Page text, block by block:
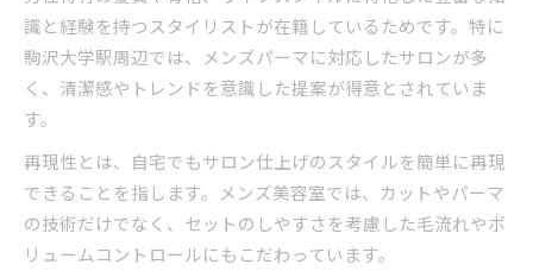
識と経験を持つスタイリストが在籍しているためです。特に
駒沢大学駅周辺では、メンズパーマに対応したサロンが多
く、清潔感やトレンドを意識した提案が得意とされていま
す。
再現性とは、自宅でもサロン仕上げのスタイルを簡単に再現
できることを指します。メンズ美容室では、カットやパーマ
の技術だけでなく、セットのしやすさを考慮した毛流れやボ
リュームコントロールにもこだわっています。